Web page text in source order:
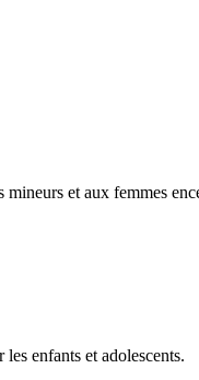
et aux femmes
enfants et adolescents.